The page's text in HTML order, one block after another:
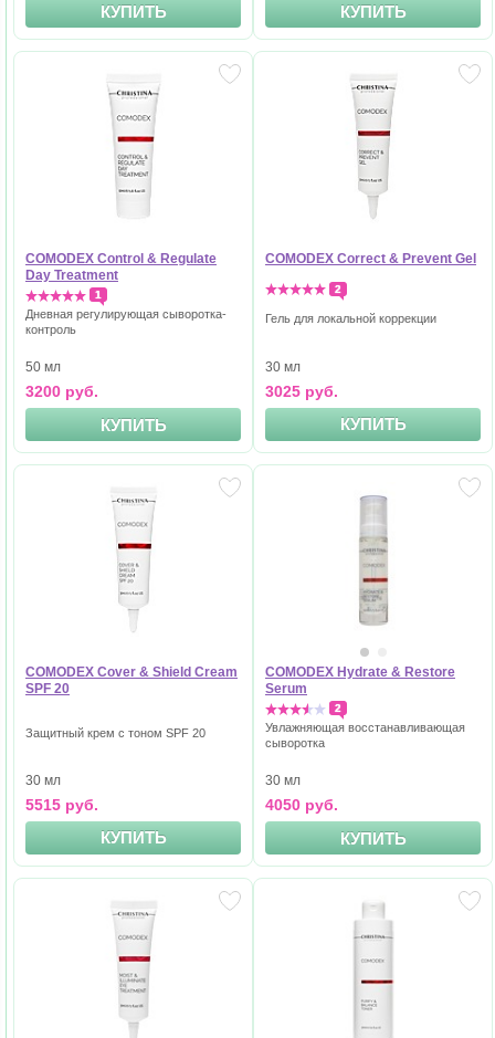
КУПИТЬ КУПИТЬ
COMODEX Control & Regulate
Day Treatment
1
Дневная регулирующая сыворотка-
контроль
50 мл
3200 руб.
КУПИТЬ
COMODEX Correct & Prevent Gel
2
Гель для локальной коррекции
30 мл
3025 руб.
КУПИТЬ
COMODEX Cover & Shield Cream
SPF 20
Защитный крем с тоном SPF 20
30 мл
5515 руб.
КУПИТЬ
COMODEX Hydrate & Restore
Serum
2
Увлажняющая восстанавливающая
сыворотка
30 мл
4050 руб.
КУПИТЬ